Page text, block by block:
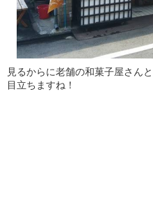
見るからに老舗の和菓子屋さん
目立ちますね！